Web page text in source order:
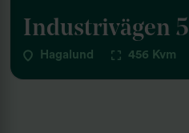
Industrivägen 5
Hagalund 456 Kvm